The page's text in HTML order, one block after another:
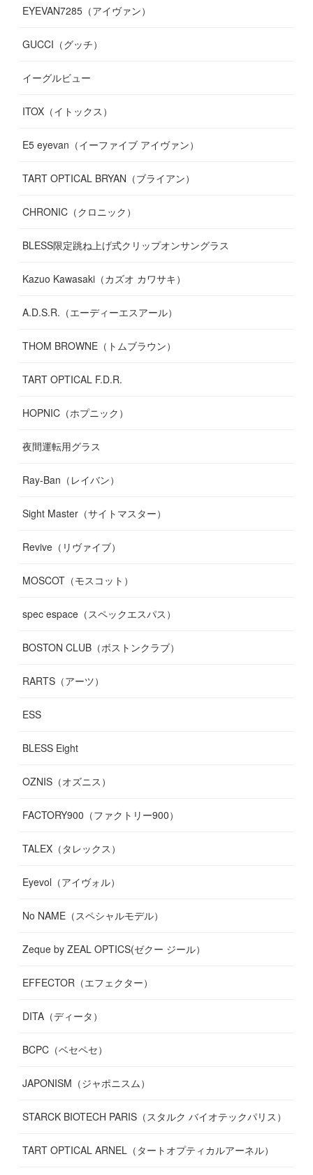
(10)
(11)
12)
(13)
7)
(12)
(12)
11)
(13)
(13)
(10)
13)
(16)
(14)
(17)
EYEVAN7285（アイヴァン）
GUCCI（グッチ）
イーグルビュー
ITOX（イトックス）
E5 eyevan（イーファイブ アイヴァン）
TART OPTICAL BRYAN（ブライアン）
CHRONIC（クロニック）
BLESS限定跳ね上げ式クリップオンサングラス
Kazuo Kawasaki（カズオ カワサキ）
A.D.S.R.（エーディーエスアール）
THOM BROWNE（トムブラウン）
TART OPTICAL F.D.R.
HOPNIC（ホプニック）
夜間運転用グラス
Ray-Ban（レイバン）
Sight Master（サイトマスター）
Revive（リヴァイブ）
MOSCOT（モスコット）
spec espace（スペックエスパス）
BOSTON CLUB（ボストンクラブ）
RARTS（アーツ）
ESS
BLESS Eight
OZNIS（オズニス）
FACTORY900（ファクトリー900）
TALEX（タレックス）
Eyevol（アイヴォル）
No NAME（スペシャルモデル）
Zeque by ZEAL OPTICS(ゼクー ジール）
EFFECTOR（エフェクター）
DITA（ディータ）
BCPC（ベセペセ）
JAPONISM（ジャポニスム）
STARCK BIOTECH PARIS（スタルク バイオテックパリス）
TART OPTICAL ARNEL（タートオプティカルアーネル）